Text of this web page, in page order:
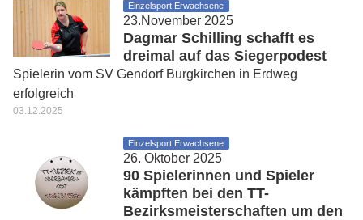
Einzelsport Erwachsene
23.November 2025
Dagmar Schilling schafft es
dreimal auf das Siegerpodest
Spielerin vom SV Gendorf Burgkirchen in Erdweg
erfolgreich
03.12.2025
Einzelsport Erwachsene
26. Oktober 2025
90 Spielerinnen und Spieler
kämpften bei den TT-
Bezirksmeisterschaften um den